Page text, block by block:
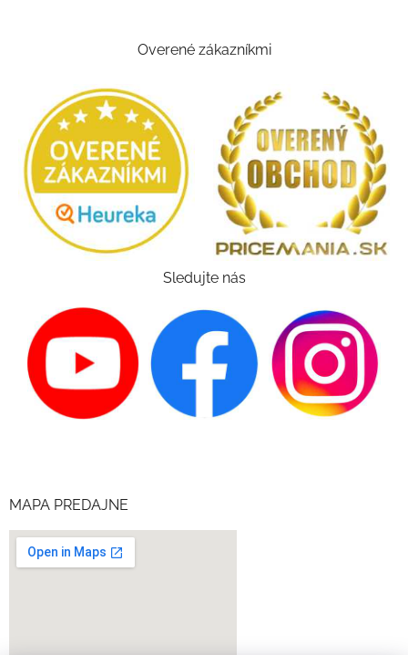
Overené zákazníkmi
Sledujte nás
MAPA PREDAJNE